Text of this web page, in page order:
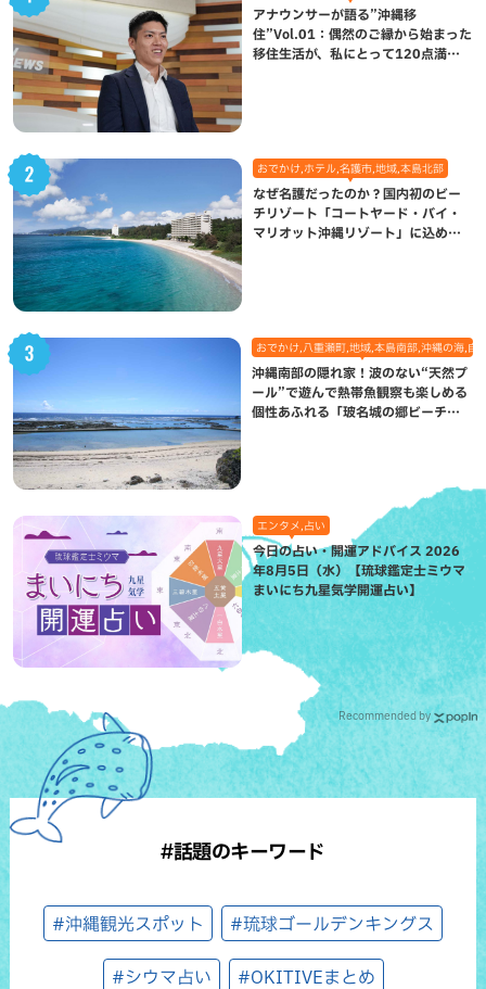
アナウンサーが語る”沖縄移
住”Vol.01：偶然のご縁から始まった
移住生活が、私にとって120点満点
おでかけ,ホテル,名護市,地域,本島北部
なぜ名護だったのか？国内初のビー
チリゾート「コートヤード・バイ・
マリオット沖縄リゾート」に込めら
おでかけ,八重瀬町,地域,本島南部,沖縄の海,自
沖縄南部の隠れ家！波のない“天然プ
ール”で遊んで熱帯魚観察も楽しめる
個性あふれる「玻名城の郷ビーチ」
エンタメ,占い
今日の占い・開運アドバイス 2026
年8月5日（水）【琉球鑑定士ミウマ
まいにち九星気学開運占い】
Recommended by
#話題のキーワード
#沖縄観光スポット #琉球ゴールデンキングス
#シウマ占い #OKITIVEまとめ